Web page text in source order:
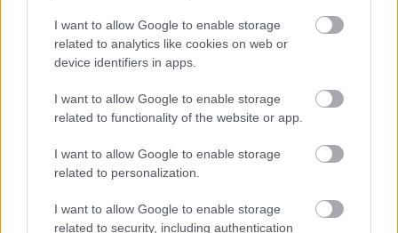
I want to allow Google to enable storage
related to analytics like cookies on web or
device identifiers in apps.
I want to allow Google to enable storage
related to functionality of the website or app.
I want to allow Google to enable storage
related to personalization.
I want to allow Google to enable storage
related to security, including authentication
Harmonia Albensis: négy nyári koncerttel tölti meg
Székesfehérvár templomait